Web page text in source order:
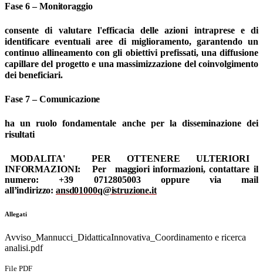
Fase 6 – Monitoraggio
consente di valutare l'efficacia delle azioni intraprese e di
identificare eventuali aree di miglioramento, garantendo un
continuo allineamento con gli obiettivi prefissati, una diffusione
capillare del progetto e una massimizzazione del coinvolgimento
dei beneficiari.
Fase 7 – Comunicazione
ha un ruolo fondamentale anche per la disseminazione dei
risultati
MODALITA' PER OTTENERE
ULTERIORI
INFORMAZIONI:
Per maggiori informazioni, contattare il
numero:
+39 0712805003 oppure via
mail
all’indirizzo: ansd01000q@istruzione.it
Allegati
Avviso_Mannucci_DidatticaInnovativa_Coordinamento e ricerca
analisi.pdf
File PDF